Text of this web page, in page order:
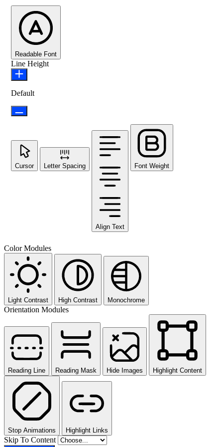
Readable Font
Line Height
Default
Cursor Letter Spacing
Align Text
Font Weight
Color Modules
Light Contrast High Contrast Monochrome
Orientation Modules
Reading Line Reading Mask Hide Images Highlight Content
Stop Animations Highlight Links
Skip To Content